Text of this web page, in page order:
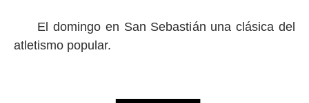
El domingo en San Sebastián una clásica del
atletismo popular.